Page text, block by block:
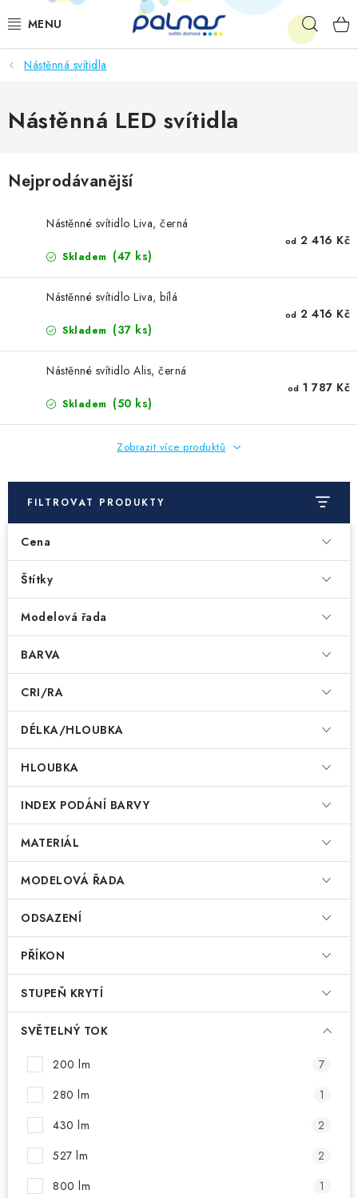
na
OSVĚTLENÍ INTERIÉRU
LED
AKCE
KE STAŽENÍ
Nástěnná svítidla
Nástěnná LED svítidla
Nejprodávanější
Nástěnné svítidlo Liva, černá
Skladem (47 ks)
od 2 416 Kč
Nástěnné svítidlo Liva, bílá
Skladem (37 ks)
od 2 416 Kč
Nástěnné svítidlo Alis, černá
Skladem (50 ks)
od 1 787 Kč
Zobrazit více produktů
FILTROVAT PRODUKTY
Cena
Štítky
Modelová řada
BARVA
CRI/RA
DÉLKA/HLOUBKA
HLOUBKA
INDEX PODÁNÍ BARVY
MATERIÁL
MODELOVÁ ŘADA
ODSAZENÍ
PŘÍKON
STUPEŇ KRYTÍ
SVĚTELNÝ TOK
200 lm
7
280 lm
1
430 lm
2
527 lm
2
800 lm
1